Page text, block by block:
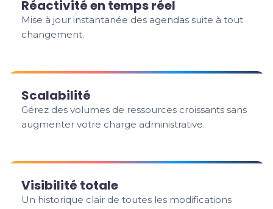
Réactivité en temps réel
Mise à jour instantanée des agendas suite à tout
changement.
Scalabilité
Gérez des volumes de ressources croissants sans
augmenter votre charge administrative.
Visibilité totale
Un historique clair de toutes les modifications